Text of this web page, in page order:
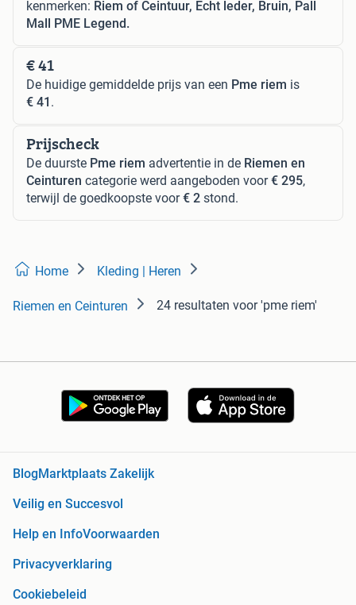
kenmerken: Riem of Ceintuur, Echt leder, Bruin, Pall
Mall PME Legend.
€ 41
De huidige gemiddelde prijs van een Pme riem is
€ 41 .
Prijscheck
De duurste Pme riem advertentie in de Riemen en
Ceinturen categorie werd aangeboden voor€ 295,
terwijl de goedkoopste voor€ 2 stond.
Home Kleding | Heren
Riemen en Ceinturen 24 resultaten voor 'pme riem'
BlogMarktplaats Zakelijk
Veilig en Succesvol
Help en InfoVoorwaarden
Privacyverklaring
Cookiebeleid